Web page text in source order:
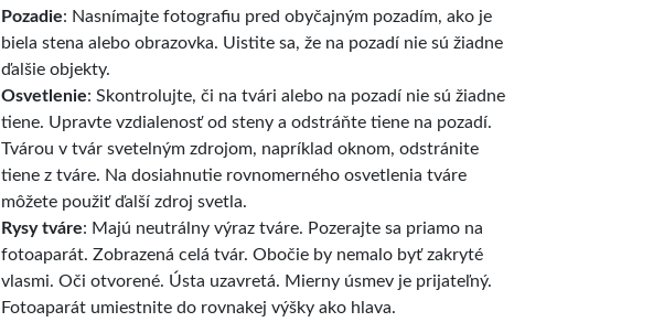
Pozadie: Nasnímajte fotografiu pred obyčajným pozadím, ako je
biela stena alebo obrazovka. Uistite sa, že na pozadí nie sú žiadne
ďalšie objekty.
Osvetlenie: Skontrolujte, či na tvári alebo na pozadí nie sú žiadne
tiene. Upravte vzdialenosť od steny a odstráňte tiene na pozadí.
Tvárou v tvár svetelným zdrojom, napríklad oknom, odstránite
tiene z tváre. Na dosiahnutie rovnomerného osvetlenia tváre
môžete použiť ďalší zdroj svetla.
Rysy tváre: Majú neutrálny výraz tváre. Pozerajte sa priamo na
fotoaparát. Zobrazená celá tvár. Obočie by nemalo byť zakryté
vlasmi. Oči otvorené. Ústa uzavretá. Mierny úsmev je prijateľný.
Fotoaparát umiestnite do rovnakej výšky ako hlava.